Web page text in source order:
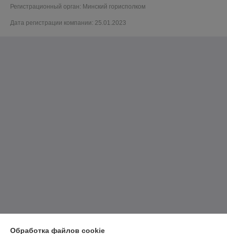
Регистрационный орган: Минский горисполком
Дата регистрации компании: 25.01.2023
Обработка файлов cookie